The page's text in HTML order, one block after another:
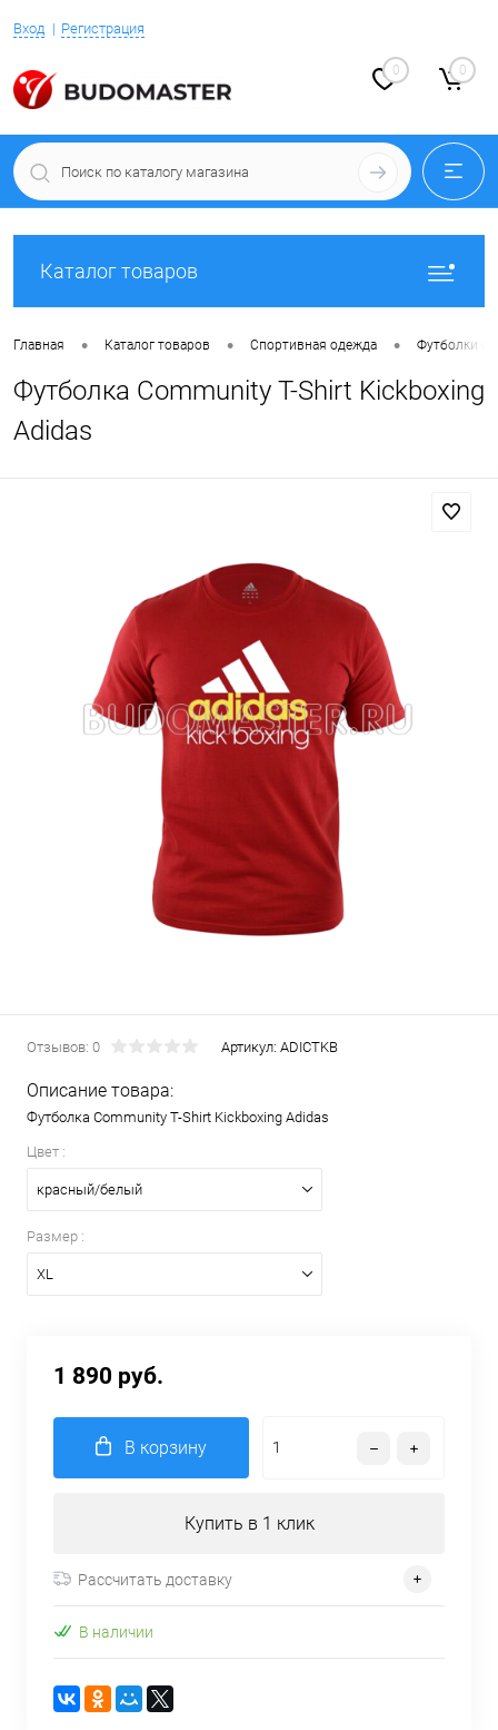
Вход Регистрация
0 0
Каталог товаров
Главная • Каталог товаров • Спортивная одежда • Футболки с
Футболка Community T-Shirt Kickboxing
Adidas
Отзывов: 0 Артикул: ADICTKB
Описание товара:
Футболка Community T-Shirt Kickboxing Adidas
Цвет :
красный/белый
Размер :
XL
1 890 руб.
В корзину
Купить в 1 клик
Рассчитать доставку
В наличии